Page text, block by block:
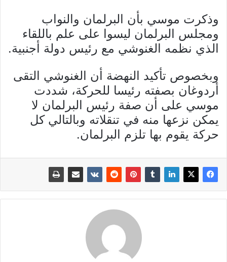
وذكرت موسي بأن البرلمان والنواب
ومجلس البرلمان ليسوا على علم باللقاء
الذي نظمه الغنوشي مع رئيس دولة أجنبية.
وبخصوص تأكيد النهضة أن الغنوشي التقى
أردوغان بصفته رئيسا للحركة، شددت
موسي على أن صفة رئيس البرلمان لا
يمكن نزعها منه في تنقلاته وبالتالي كل
حركة يقوم بها تلزم البرلمان.